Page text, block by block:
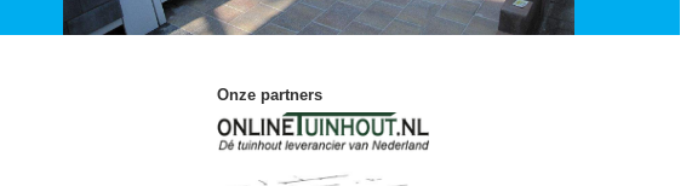
Onze partners